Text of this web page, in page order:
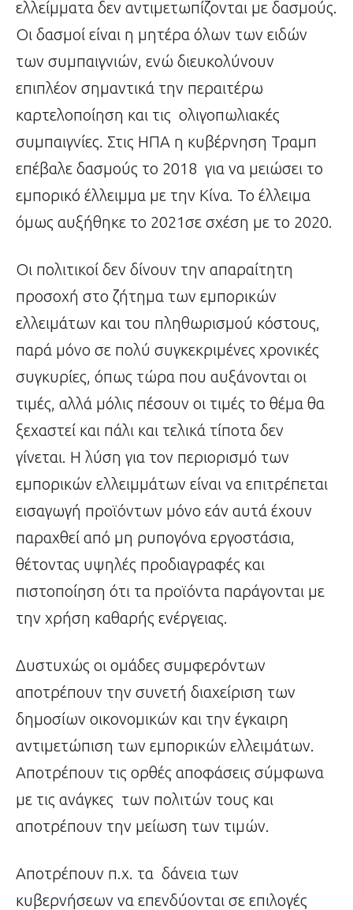
ελλείμματα δεν αντιμετωπίζονται με δασμούς.
Οι δασμοί είναι η μητέρα όλων των ειδών
των συμπαιγνιών, ενώ διευκολύνουν
επιπλέον σημαντικά την περαιτέρω
καρτελοποίηση και τις ολιγοπωλιακές
συμπαιγνίες. Στις ΗΠΑ η κυβέρνηση Τραμπ
επέβαλε δασμούς το 2018 για να μειώσει το
εμπορικό έλλειμμα με την Κίνα. Το έλλειμα
όμως αυξήθηκε το 2021σε σχέση με το 2020.
Οι πολιτικοί δεν δίνουν την απαραίτητη
προσοχή στο ζήτημα των εμπορικών
ελλειμάτων και του πληθωρισμού κόστους,
παρά μόνο σε πολύ συγκεκριμένες χρονικές
συγκυρίες, όπως τώρα που αυξάνονται οι
τιμές, αλλά μόλις πέσουν οι τιμές το θέμα θα
ξεχαστεί και πάλι και τελικά τίποτα δεν
γίνεται. Η λύση για τον περιορισμό των
εμπορικών ελλειμμάτων είναι να επιτρέπεται
εισαγωγή προϊόντων μόνο εάν αυτά έχουν
παραχθεί από μη ρυπογόνα εργοστάσια,
θέτοντας υψηλές προδιαγραφές και
πιστοποίηση ότι τα προϊόντα παράγονται με
την χρήση καθαρής ενέργειας.
Δυστυχώς οι ομάδες συμφερόντων
αποτρέπουν την συνετή διαχείριση των
δημοσίων οικονομικών και την έγκαιρη
αντιμετώπιση των εμπορικών ελλειμάτων.
Αποτρέπουν τις ορθές αποφάσεις σύμφωνα
με τις ανάγκες των πολιτών τους και
αποτρέπουν την μείωση των τιμών.
Αποτρέπουν π.χ. τα δάνεια των
κυβερνήσεων να επενδύονται σε επιλογές